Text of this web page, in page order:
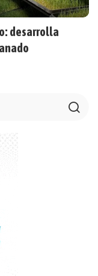
desarrolla